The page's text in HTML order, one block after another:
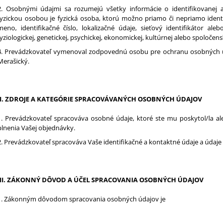
Osobnými údajmi sa rozumejú všetky informácie o identifikovanej
osobou je fyzická osoba, ktorú možno priamo či nepriamo
identifikačné číslo, lokalizačné údaje, sieťový identifikátor
genetickej, psychickej, ekonomickej, kultúrnej alebo
Prevádzkovateľ vymenoval zodpovednú osobu pre ochranu
ZDROJE A KATEGÓRIE SPRACOVÁVANÝCH OSOBNÝCH ÚDAJOV
Prevádzkovateľ spracováva osobné údaje, ktoré ste mu poskytol/la
Vašej objednávky.
Prevádzkovateľ spracováva Vaše identifikačné a kontaktné údaje a
ZÁKONNÝ DÔVOD A ÚČEL SPRACOVANIA OSOBNÝCH ÚDAJOV
Zákonným dôvodom spracovania osobných údajov je